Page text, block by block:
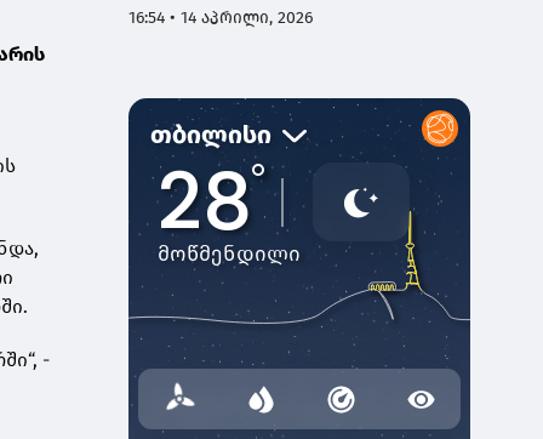
-
16:54 • 14 აპრილი, 2026